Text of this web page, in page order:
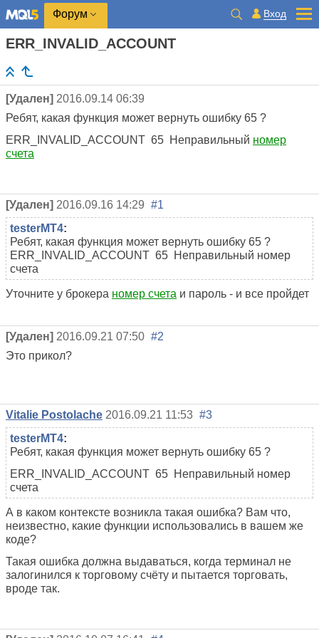
Форум Вход
ERR_INVALID_ACCOUNT
[Удален] 2016.09.14 06:39
Ребят, какая функция может вернуть ошибку 65 ?
ERR_INVALID_ACCOUNT 65 Неправильный номер
счета
[Удален] 2016.09.16 14:29 #1
testerMT4:
Ребят, какая функция может вернуть ошибку 65 ?
ERR_INVALID_ACCOUNT 65 Неправильный номер
счета
Уточните у брокера номер счета и пароль - и все пройдет
[Удален] 2016.09.21 07:50 #2
Это прикол?
Vitalie Postolache 2016.09.21 11:53 #3
testerMT4:
Ребят, какая функция может вернуть ошибку 65 ?
ERR_INVALID_ACCOUNT 65 Неправильный номер
счета
А в каком контексте возникла такая ошибка? Вам что,
неизвестно, какие функции использовались в вашем же
коде?
Такая ошибка должна выдаваться, когда терминал не
залогинился к торговому счёту и пытается торговать,
вроде так.